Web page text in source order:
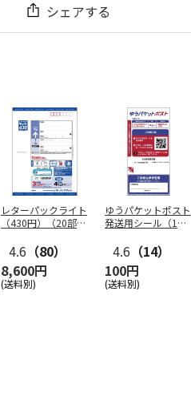
シェアする
レターパックライト
（430円）（20部セ
4.6 （80）
8,600円
(送料別)
ゆうパケットポスト
発送用シール（1個
4.6 （14）
100円
(送料別)